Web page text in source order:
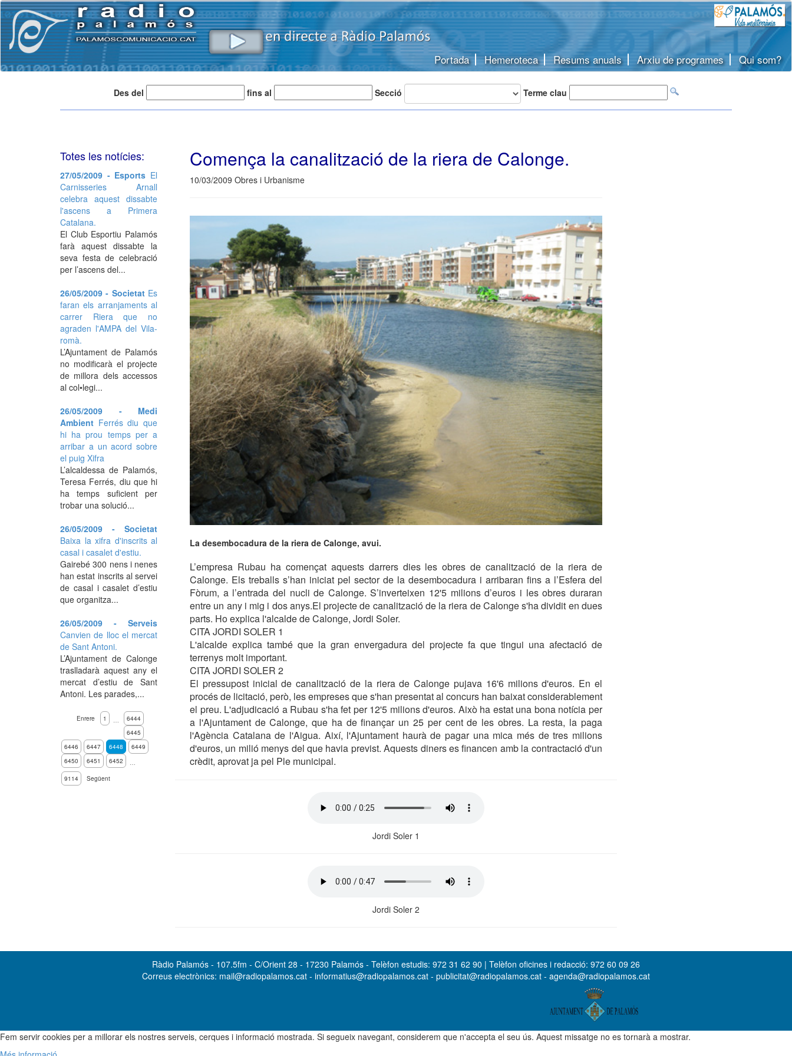
Portada Hemeroteca Resums anuals Arxiu de programes Qui som?
Des del fins al Secció Terme clau
Comença la canalització de la riera de Calonge.
10/03/2009 Obres i Urbanisme
La desembocadura de la riera de Calonge, avui.
L’empresa Rubau ha començat aquests darrers dies les obres de canalització de la riera de
Calonge. Els treballs s’han iniciat pel sector de la desembocadura i arribaran fins a l’Esfera del
Fòrum, a l’entrada del nucli de Calonge. S’inverteixen 12'5 milions d’euros i les obres duraran
entre un any i mig i dos anys.El projecte de canalització de la riera de Calonge s'ha dividit en dues
parts. Ho explica l'alcalde de Calonge, Jordi Soler.
CITA JORDI SOLER 1
L'alcalde explica també que la gran envergadura del projecte fa que tingui una afectació de
terrenys molt important.
CITA JORDI SOLER 2
El pressupost inicial de canalització de la riera de Calonge pujava 16'6 milions d'euros. En el
procés de licitació, però, les empreses que s'han presentat al concurs han baixat considerablement
el preu. L'adjudicació a Rubau s'ha fet per 12'5 milions d'euros. Això ha estat una bona notícia per
a l'Ajuntament de Calonge, que ha de finançar un 25 per cent de les obres. La resta, la paga
l'Agència Catalana de l'Aigua. Així, l'Ajuntament haurà de pagar una mica més de tres milions
d'euros, un milió menys del que havia previst. Aquests diners es financen amb la contractació d'un
crèdit, aprovat ja pel Ple municipal.
Jordi Soler 1
Jordi Soler 2
Totes les notícies:
27/05/2009 - Esports El
Carnisseries Arnall
celebra aquest dissabte
l'ascens a Primera
Catalana.
El Club Esportiu Palamós
farà aquest dissabte la
seva festa de celebració
per l’ascens del...
26/05/2009 - Societat Es
faran els arranjaments al
carrer Riera que no
agraden l'AMPA del Vila-
romà.
L’Ajuntament de Palamós
no modificarà el projecte
de millora dels accessos
al col•legi...
26/05/2009 - Medi
Ambient Ferrés diu que
hi ha prou temps per a
arribar a un acord sobre
el puig Xifra
L’alcaldessa de Palamós,
Teresa Ferrés, diu que hi
ha temps suficient per
trobar una solució...
26/05/2009 - Societat
Baixa la xifra d'inscrits al
casal i casalet d'estiu.
Gairebé 300 nens i nenes
han estat inscrits al servei
de casal i casalet d’estiu
que organitza...
26/05/2009 - Serveis
Canvien de lloc el mercat
de Sant Antoni.
L’Ajuntament de Calonge
traslladarà aquest any el
mercat d’estiu de Sant
Antoni. Les parades,...
Enrere 1 …
6444
6445
6446
6447 6448
6449
6450
6451 6452
…
9114
Següent
Ràdio Palamós - 107.5fm - C/Orient 28 - 17230 Palamós - Telèfon estudis: 972 31 62 90 | Telèfon oficines i redacció: 972 60 09 26
Correus electrònics: mail@radiopalamos.cat - informatius@radiopalamos.cat - publicitat@radiopalamos.cat - agenda@radiopalamos.cat
Fem servir cookies per a millorar els nostres serveis, cerques i informació mostrada. Si segueix navegant, considerem que n'accepta el seu ús. Aquest missatge no es tornarà a mostrar.